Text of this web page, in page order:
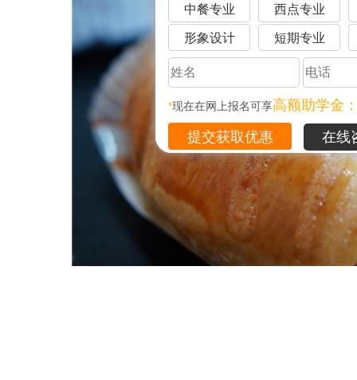
中餐专业 西点专业
形象设计 短期专业
*现在在网上报名可享高额助学金
在线